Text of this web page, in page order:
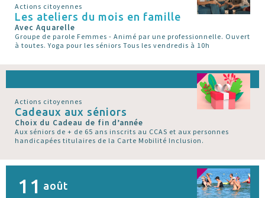
Actions citoyennes
Les ateliers du mois en famille
Avec Aquarelle
Groupe de parole Femmes - Animé par une professionnelle. Ouvert
à toutes. Yoga pour les séniors Tous les vendredis à 10h
Actions citoyennes
Cadeaux aux séniors
Choix du Cadeau de fin d’année
Aux séniors de + de 65 ans inscrits au CCAS et aux personnes
handicapées titulaires de la Carte Mobilité Inclusion.
11 août